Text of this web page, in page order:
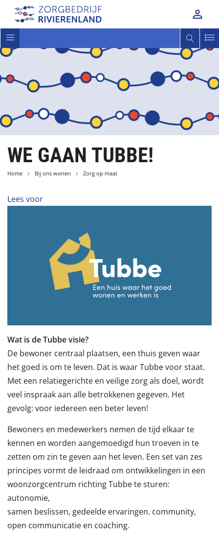

Toggle
navigatie
WE GAAN TUBBE!
Home Bij ons wonen Zorg op maat
Lees voor
Wat is de Tubbe visie?
De bewoner centraal plaatsen, een thuis geven waar
het goed is om te leven. Dat is waar Tubbe voor staat.
Met een relatiegerichte en veilige zorg als doel, wordt
veel inspraak aan alle betrokkenen gegeven. Het
gevolg: voor iedereen een beter leven!
Bewoners en medewerkers nemen de tijd elkaar te
kennen en worden aangemoedigd hun troeven in te
zetten om zin te geven aan het leven. Een set van zes
principes vormt de leidraad om ontwikkelingen in een
woonzorgcentrum richting Tubbe te sturen:
autonomie,
samen beslissen, gedeelde ervaringen. community,
open communicatie en coaching.